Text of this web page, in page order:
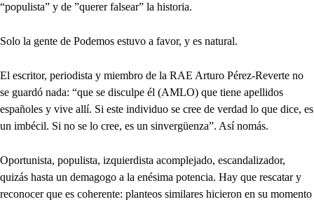
“populista” y de ”querer falsear” la historia.
Solo la gente de Podemos estuvo a favor, y es natural.
El escritor, periodista y miembro de la RAE Arturo Pérez-Reverte no
se guardó nada: “que se disculpe él (AMLO) que tiene apellidos
españoles y vive allí. Si este individuo se cree de verdad lo que dice, es
un imbécil. Si no se lo cree, es un sinvergüenza”. Así nomás.
Oportunista, populista, izquierdista acomplejado, escandalizador,
quizás hasta un demagogo a la enésima potencia. Hay que rescatar y
reconocer que es coherente: planteos similares hicieron en su momento